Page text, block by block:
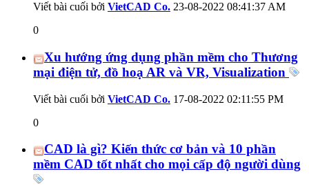
Viết bài cuối bởi VietCAD Co. 23-08-2022 08:41:37 AM
0
Xu hướng ứng dụng phần mềm cho Thương
mại điện tử, đồ hoạ AR và VR, Visualization
Viết bài cuối bởi VietCAD Co. 17-08-2022 02:11:55 PM
0
CAD là gì? Kiến thức cơ bản và 10 phần
mềm CAD tốt nhất cho mọi cấp độ người dùng